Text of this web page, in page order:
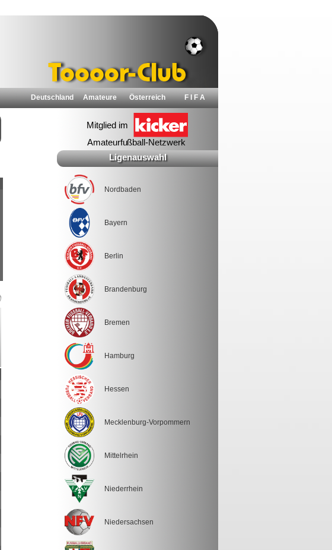
Deutschland Amateure Österreich F I F A
Ligenauswahl
Nordbaden
Bayern
Berlin
Brandenburg
Bremen
Hamburg
Hessen
Mecklenburg-Vorpommern
Mittelrhein
Niederrhein
Niedersachsen